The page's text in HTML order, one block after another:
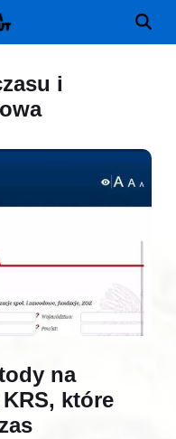
i
na
które